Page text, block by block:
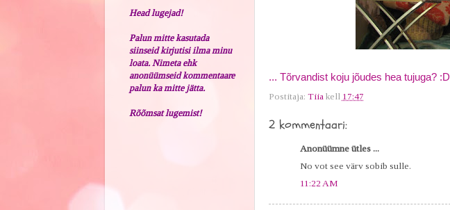
... Tõrvandist koju jõudes hea tujuga? :D
Postitaja: Tiia kell 17:47
2 kommentaari:
Anonüümne ütles ...
No vot see värv sobib sulle.
11:22 AM
Head lugejad!
Palun mitte kasutada
siinseid kirjutisi ilma minu
loata. Nimeta ehk
anonüümseid kommentaare
palun ka mitte jätta.
Rõõmsat lugemist!